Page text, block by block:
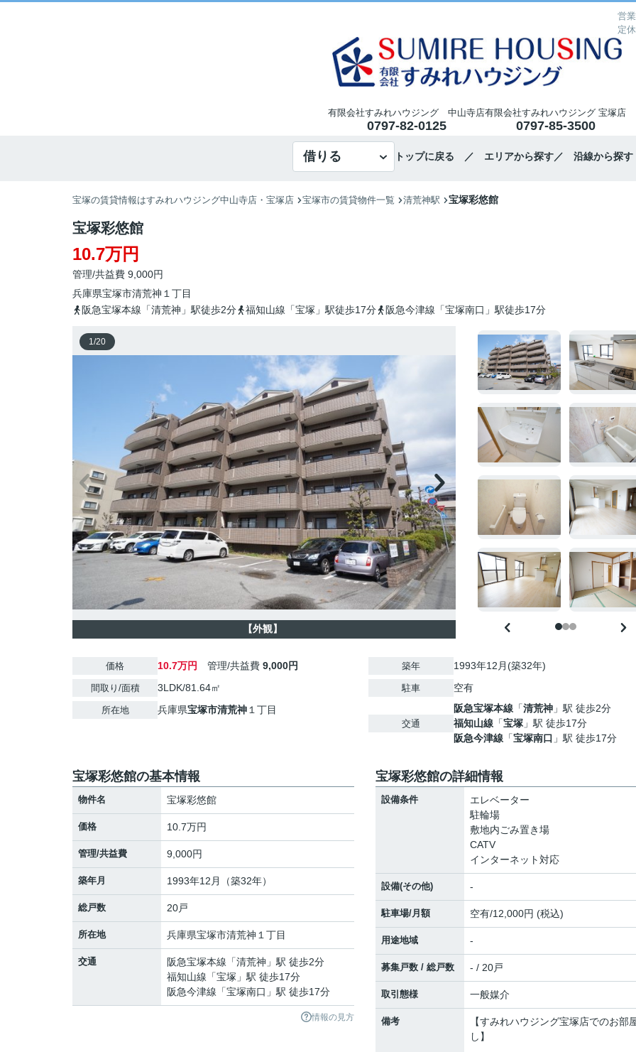
営
定
有限会社すみれハウジング 中山寺店
0797-82-0125
有限会社すみれハウジング 宝塚店
0797-85-3500
借りる トップに戻る ／ エリアから探す／ 沿線から探す
宝塚の賃貸情報はすみれハウジング中山寺店・宝塚店 宝塚市の賃貸物件一覧 清荒神駅 宝塚彩悠館
宝塚彩悠館
10.7万円
管理/共益費 9,000円
兵庫県宝塚市清荒神 １丁目
阪急宝塚本線「清荒神」駅徒歩2分
福知山線「宝塚」駅徒歩17分 阪急今津線「宝塚南口」駅徒歩17分
1/20
【外観】
価格 10.7万円 管理/共益費 9,000円
間取り/面積 3LDK/81.64㎡
所在地 兵庫県宝塚市清荒神 １丁目
築年 1993年12月(築32年)
駐車 空有
交通
阪急宝塚本線 「清荒神 」駅 徒歩2分
福知山線 「宝塚 」駅 徒歩17分
阪急今津線 「宝塚南口 」駅 徒歩17分
宝塚彩悠館の基本情報
物件名 宝塚彩悠館
価格 10.7万円
管理/共益費 9,000円
築年月 1993年12月（築32年）
総戸数 20戸
所在地 兵庫県宝塚市清荒神 １丁目
交通 阪急宝塚本線 「清荒神 」駅 徒歩2分
福知山線 「宝塚 」駅 徒歩17分
阪急今津線 「宝塚南口 」駅 徒歩17分
情報の見方
宝塚彩悠館の詳細情報
設備条件
エレベーター
駐輪場
敷地内ごみ置き場
CATV
インターネット対応
設備(その他) -
駐車場/月額 空有/12,000円 (税込)
用途地域 -
募集戸数 / 総戸数 - / 20戸
取引態様 一般媒介
備考
【すみれハウジング宝塚店でのお部
し】